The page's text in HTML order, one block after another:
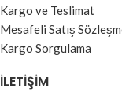
Kargo ve Teslimat
Mesafeli Satış
Kargo Sorgulama
İLETIŞIM